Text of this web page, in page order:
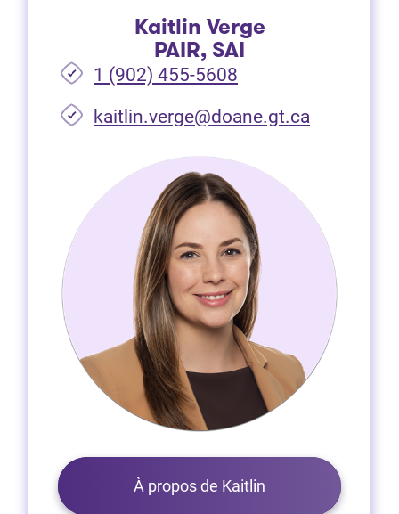
Kaitlin Verge
PAIR, SAI
1 (902) 455-5608
kaitlin.verge@doane.gt.ca
À propos de Kaitlin